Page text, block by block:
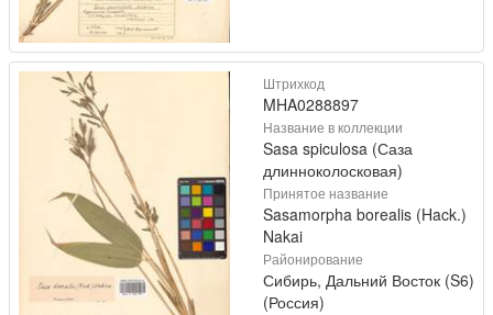
Штрихкод
MHA0288897
Название в коллекции
Sasa spiculosa (Саза
длинноколосковая)
Принятое название
Sasamorpha borealis (Hack.)
Nakai
Районирование
Сибирь, Дальний Восток (S6)
(Россия)